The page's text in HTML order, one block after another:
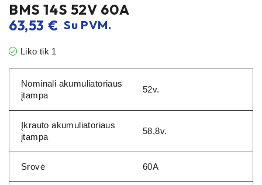
BMS 14S 52V 60A
63,53 € Su PVM.
Liko tik 1
Nominali akumuliatoriaus
įtampa
52v.
Įkrauto akumuliatoriaus
įtampa
58,8v.
Srovė 60A